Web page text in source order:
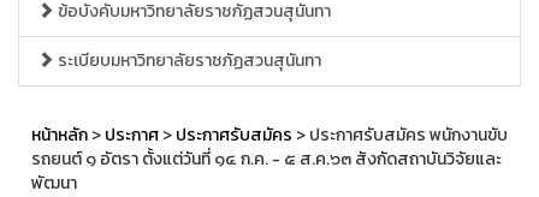
ข้อบังคับมหาวิทยาลัยราชภัฏสวนสุนันทา
ระเบียบมหาวิทยาลัยราชภัฏสวนสุนันทา
หน้าหลัก>ประกาศ>ประกาศรับสมัคร > ประกาศรับสมัคร พนักงานขับ
รถยนต์ ๑ อัตรา ตั้งแต่วันที่ ๑๔ ก.ค. - ๕ ส.ค.๖๓ สังกัดสถาบันวิจัยและ
พัฒนา